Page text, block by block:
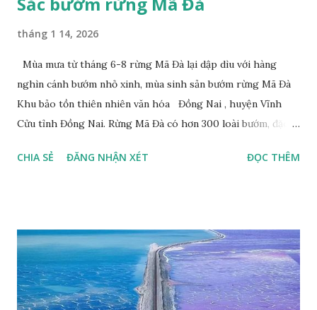
tháng 1 14, 2026
Mùa mưa từ tháng 6-8 rừng Mã Đà lại dập dìu với hàng
nghìn cánh bướm nhỏ xinh, mùa sinh sản bướm rừng Mã Đà
Khu bảo tồn thiên nhiên văn hóa Đồng Nai , huyện Vĩnh
Cửu tỉnh Đồng Nai. Rừng Mã Đà có hơn 300 loài bướm, đặc
đuôi trắng (Lamproptera curius) đặc trưng là cái đuôi dài
Happy Việt Nam 2024 Vietnam.vn
CHIA SẺ ĐĂNG NHẬN XÉT ĐỌC THÊM